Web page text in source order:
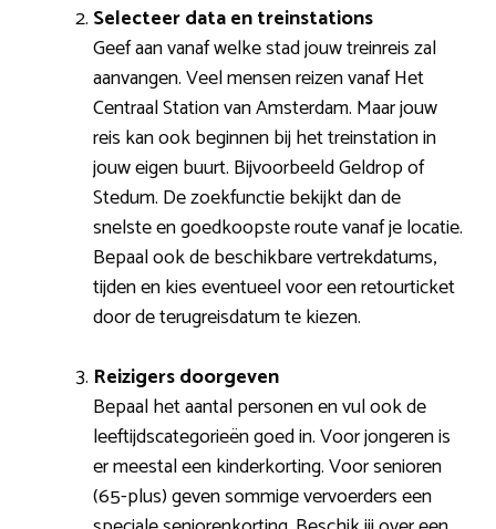
Selecteer data en treinstations
Geef aan vanaf welke stad jouw treinreis zal
aanvangen. Veel mensen reizen vanaf Het
Centraal Station van Amsterdam. Maar jouw
reis kan ook beginnen bij het treinstation in
jouw eigen buurt. Bijvoorbeeld Geldrop of
Stedum. De zoekfunctie bekijkt dan de
snelste en goedkoopste route vanaf je locatie.
Bepaal ook de beschikbare vertrekdatums,
tijden en kies eventueel voor een retourticket
door de terugreisdatum te kiezen.
Reizigers doorgeven
Bepaal het aantal personen en vul ook de
leeftijdscategorieën goed in. Voor jongeren is
er meestal een kinderkorting. Voor senioren
(65-plus) geven sommige vervoerders een